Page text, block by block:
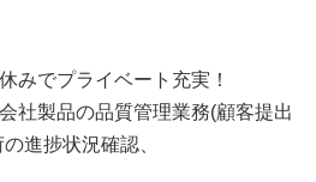
みでプライベート充実！
社製品の品質管理業務(顧客提出
進捗状況確認、